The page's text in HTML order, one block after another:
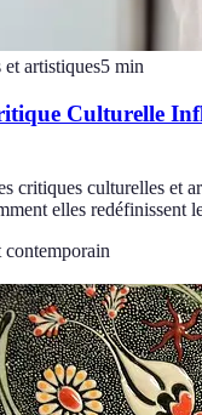
artistiques5 min
Culturelle
critiques culturelles et
elles redéfinissent
contemporain